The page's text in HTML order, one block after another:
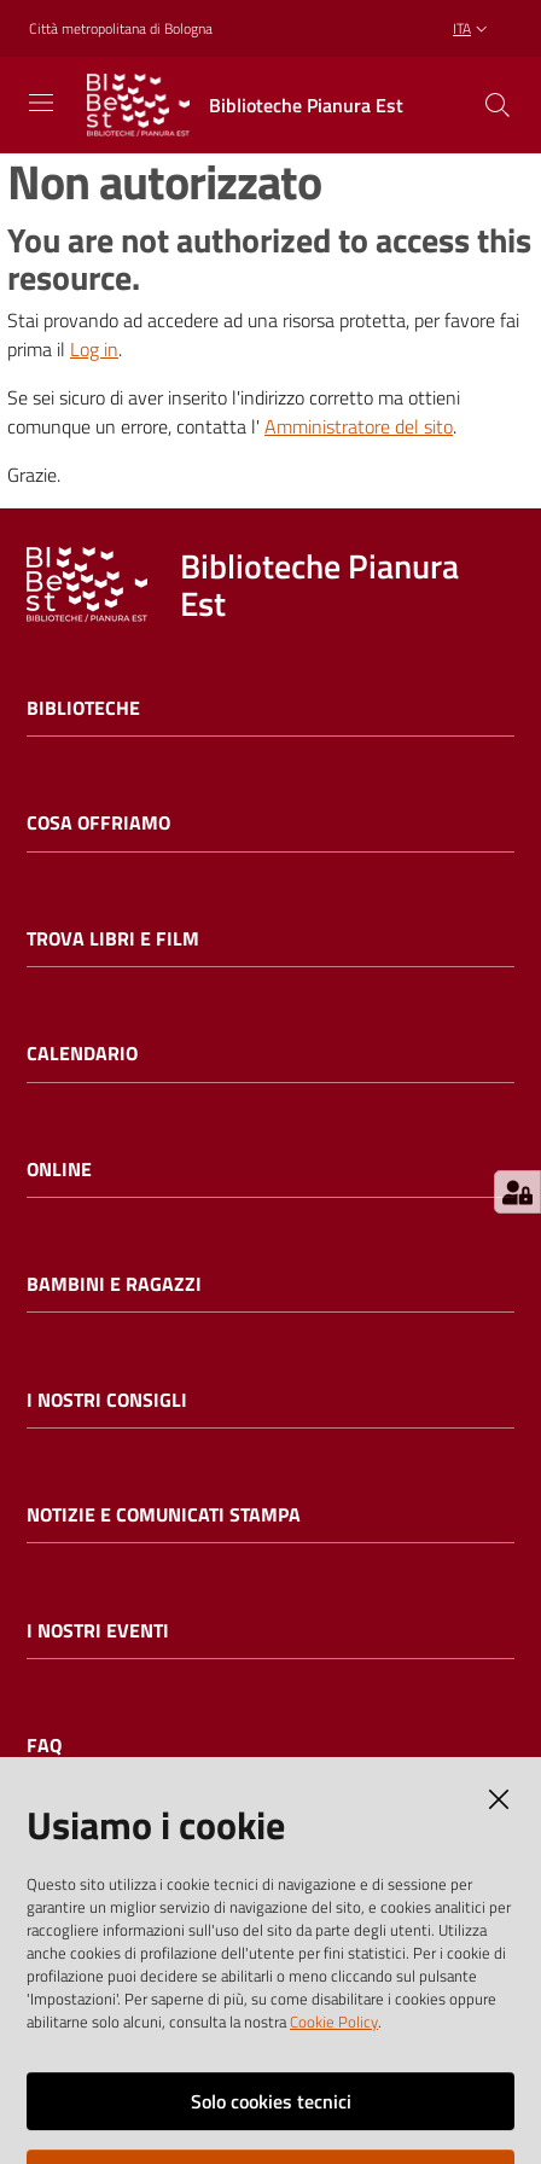
Vai al contenuto
Vai alla navigazione
Vai al footer
Città metropolitana di Bologna ITA
Biblioteche Pianura Est
Biblioteche
Pianura
Est
CONOSCERE,
CREARE,
Biblioteche
Cosa
offriamo
Trova
libri
e
film
Calendario
i
cataloghi
bibliotecario
Non autorizzato
You are not authorized to access this
resource.
Stai provando ad accedere ad una risorsa protetta, per favore fai
prima il Log in.
Se sei sicuro di aver inserito l'indirizzo corretto ma ottieni
comunque un errore, contatta l' Amministratore del sito.
Grazie.
Biblioteche Pianura
Est
BIBLIOTECHE
COSA OFFRIAMO
TROVA LIBRI E FILM
CALENDARIO
ONLINE
BAMBINI E RAGAZZI
I NOSTRI CONSIGLI
NOTIZIE E COMUNICATI STAMPA
I NOSTRI EVENTI
FAQ
I dati personali pubblicati sono riutilizzabili solo alle condizioni
previste dalla direttiva comunitaria 2003/98/CE e dal d.lgs.
36/2006
Vai alla pagina
Note legali
Usiamo i cookie
Questo sito utilizza i cookie tecnici di navigazione e di sessione per
garantire un miglior servizio di navigazione del sito, e cookies analitici per
raccogliere informazioni sull'uso del sito da parte degli utenti. Utilizza
anche cookies di profilazione dell'utente per fini statistici. Per i cookie di
profilazione puoi decidere se abilitarli o meno cliccando sul pulsante
'Impostazioni'. Per saperne di più, su come disabilitare i cookies oppure
abilitarne solo alcuni, consulta la nostraCookie Policy.
Solo cookies tecnici